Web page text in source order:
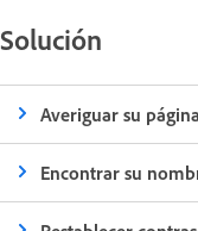
Solución
Averiguar su
Encontrar su